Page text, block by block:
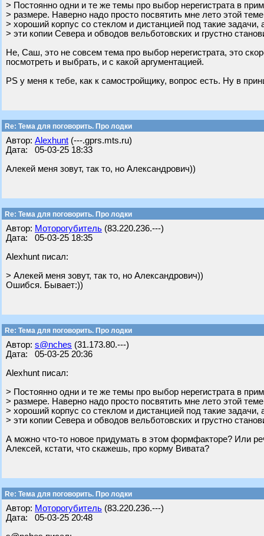
> Постоянно одни и те же темы про выбор нерегистрата в
> размере. Наверно надо просто посвятить мне лето этой
> хороший корпус со стеклом и дистанцией под такие задачи,
> эти копии Севера и обводов вельботовских и грустно
Не, Саш, это не совсем тема про выбор нерегистрата, это
посмотреть и выбрать, и с какой аргументацией.
PS у меня к тебе, как к самостройщику, вопрос есть. Ну в
Re: Тема для поговорить. Про лодки
Автор: Alexhunt (---.gprs.mts.ru)
Дата: 05-03-25 18:33
Алекей меня зовут, так то, но Александрович))
Re: Тема для поговорить. Про лодки
Автор: Моторогубитель (83.220.236.---)
Дата: 05-03-25 18:35
Alexhunt писал:
> Алекей меня зовут, так то, но Александрович))
Ошибся. Бывает:))
Re: Тема для поговорить. Про лодки
Автор: s@nches (31.173.80.---)
Дата: 05-03-25 20:36
Alexhunt писал:
> Постоянно одни и те же темы про выбор нерегистрата в
> размере. Наверно надо просто посвятить мне лето этой
> хороший корпус со стеклом и дистанцией под такие задачи,
> эти копии Севера и обводов вельботовских и грустно
А можно что-то новое придумать в этом формфакторе? Или
Алексей, кстати, что скажешь, про корму Вивата?
Re: Тема для поговорить. Про лодки
Автор: Моторогубитель (83.220.236.---)
Дата: 05-03-25 20:48